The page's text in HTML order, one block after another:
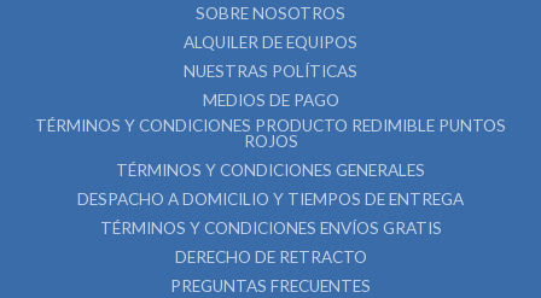
SOBRE NOSOTROS
ALQUILER DE EQUIPOS
NUESTRAS POLÍTICAS
MEDIOS DE PAGO
TÉRMINOS Y CONDICIONES PRODUCTO REDIMIBLE PUNTOS
ROJOS
TÉRMINOS Y CONDICIONES GENERALES
DESPACHO A DOMICILIO Y TIEMPOS DE ENTREGA
TÉRMINOS Y CONDICIONES ENVÍOS GRATIS
DERECHO DE RETRACTO
PREGUNTAS FRECUENTES